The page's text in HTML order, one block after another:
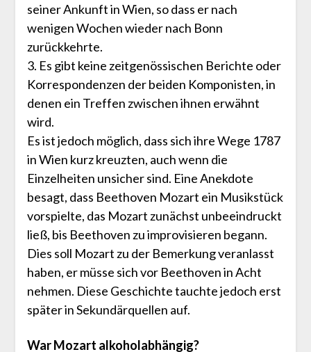
seiner Ankunft in Wien, so dass er nach
wenigen Wochen wieder nach Bonn
zurückkehrte.
3. Es gibt keine zeitgenössischen Berichte oder
Korrespondenzen der beiden Komponisten, in
denen ein Treffen zwischen ihnen erwähnt
wird.
Es ist jedoch möglich, dass sich ihre Wege 1787
in Wien kurz kreuzten, auch wenn die
Einzelheiten unsicher sind. Eine Anekdote
besagt, dass Beethoven Mozart ein Musikstück
vorspielte, das Mozart zunächst unbeeindruckt
ließ, bis Beethoven zu improvisieren begann.
Dies soll Mozart zu der Bemerkung veranlasst
haben, er müsse sich vor Beethoven in Acht
nehmen. Diese Geschichte tauchte jedoch erst
später in Sekundärquellen auf.
War Mozart alkoholabhängig?